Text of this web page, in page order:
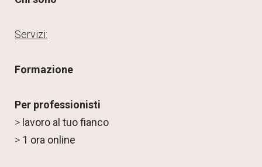
Servizi:
Formazione
Per professionisti
> lavoro al tuo fianco
> 1 ora online